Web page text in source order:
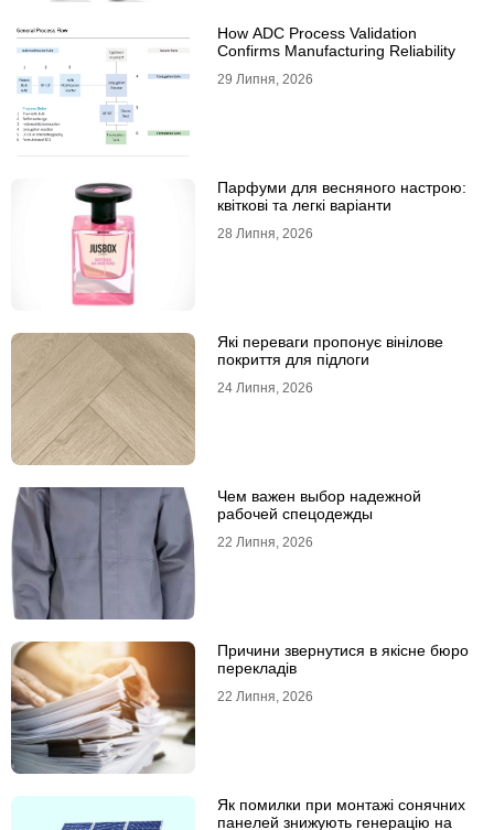
How ADC Process Validation
Confirms Manufacturing Reliability
29 Липня, 2026
Парфуми для весняного настрою:
квіткові та легкі варіанти
28 Липня, 2026
Які переваги пропонує вінілове
покриття для підлоги
24 Липня, 2026
Чем важен выбор надежной
рабочей спецодежды
22 Липня, 2026
Причини звернутися в якісне бюро
перекладів
22 Липня, 2026
Як помилки при монтажі сонячних
панелей знижують генерацію на